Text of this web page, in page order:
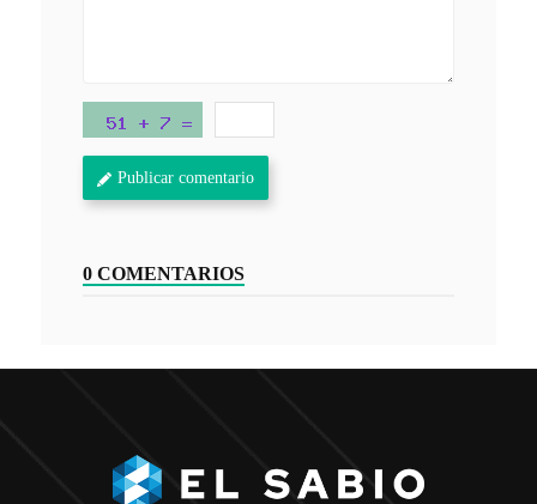
Publicar comentario
0 COMENTARIOS